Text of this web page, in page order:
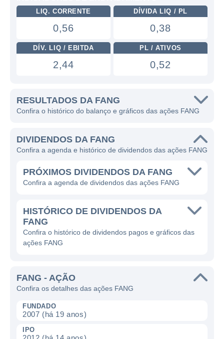
LIQ. CORRENTE
0,56
DÍVIDA LIQ / PL
0,38
DÍV. LIQ / EBITDA
2,44
PL / ATIVOS
0,52
RESULTADOS DA FANG
Confira o histórico do balanço e gráficos das ações FANG
DIVIDENDOS DA FANG
Confira a agenda e histórico de dividendos das ações FANG
PRÓXIMOS DIVIDENDOS DA FANG
Confira a agenda de dividendos das ações FANG
HISTÓRICO DE DIVIDENDOS DA
FANG
Confira o histórico de dividendos pagos e gráficos das
ações FANG
FANG - AÇÃO
Confira os detalhes das ações FANG
FUNDADO
2007 (há 19 anos)
IPO